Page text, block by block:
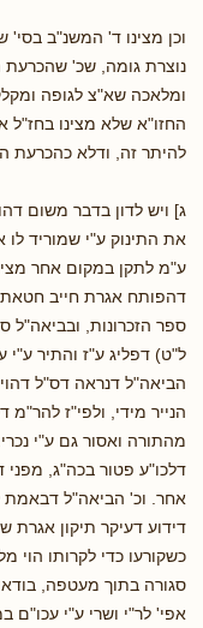
וכן מצינו ד' המשנ"ב
נוצרת גומה, שכ' שהכרעת
ומלאכה שא"צ לגופה
החזו"א שלא מצינו בחז"ל
להיתר זה, ודלא כהכרעת
ג] ויש לדון בדבר משום
את התינוק ע"י שמוריד
ע"מ לתקן במקום אחר
דהפותח אגרת חייב חטאת
ספר הזכרונות, ובביאה"ל
ל"ט) דפליג ע"ז והתיר
הביאה"ל דנראה דס"ל
הנייר מידי, ולפי"ז
מהתורה ואסור גם ע"י
דלכו"ע פטור בכה"ג, מפני
אחר. וכ' הביאה"ל דבאמת
דידוע דעיקר תיקון אגרת
כשקורעו כדי לקרותו
סגורה בתוך מעטפה,
אפי' לר"י ושרי ע"י